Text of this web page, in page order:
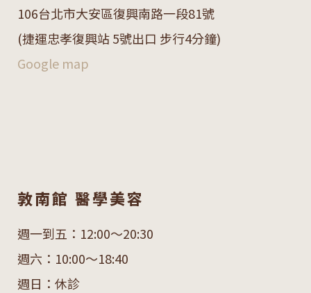
106台北市大安區復興南路一段81號
(捷運忠孝復興站 5號出口 步行4分鐘)
Google map
敦南館 醫學美容
週一到五：12:00～20:30
週六：10:00～18:40
週日：休診